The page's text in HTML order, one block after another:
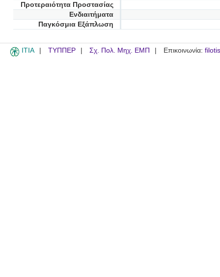
Προτεραιότητα Προστασίας
Ενδιαιτήματα
Παγκόσμια Εξάπλωση
ITIA ΤΥΠΠΕΡ Σχ. Πολ. Μηχ. ΕΜΠ Επικοινωνία: